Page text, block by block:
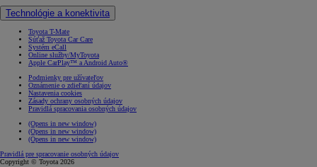
Technológie a konektivita
Toyota T-Mate
Súťaž Toyota Car Care
Systém eCall
Online služby/MyToyota
Apple CarPlay™ a Android Auto®
Podmienky pre užívateľov
Oznámenie o zdieľaní údajov
Nastavenia cookies
Zásady ochrany osobných údajov
Pravidlá spracovania osobných údajov
(Opens in new window)
(Opens in new window)
(Opens in new window)
Pravidlá pre spracovanie osobných údajov
Copyright © Toyota 2026